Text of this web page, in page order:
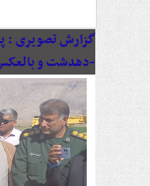
گزارش تصویری :
-دهدشت و بالعکس/آخرین